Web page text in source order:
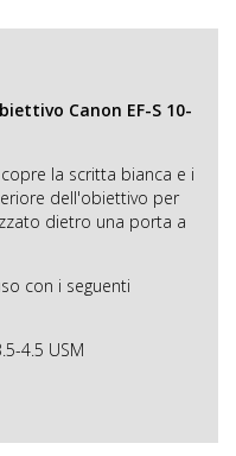
Canon EF-S 10-
la scritta bianca e i
dell'obiettivo per
dietro una porta a
con i seguenti
4.5 USM